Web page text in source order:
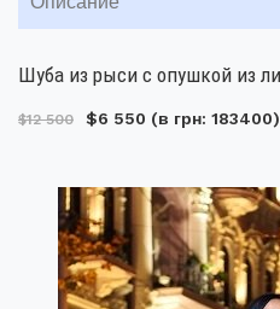
Шуба из рыси с опушкой из
$12 500 $6 550 (в грн: 183400)